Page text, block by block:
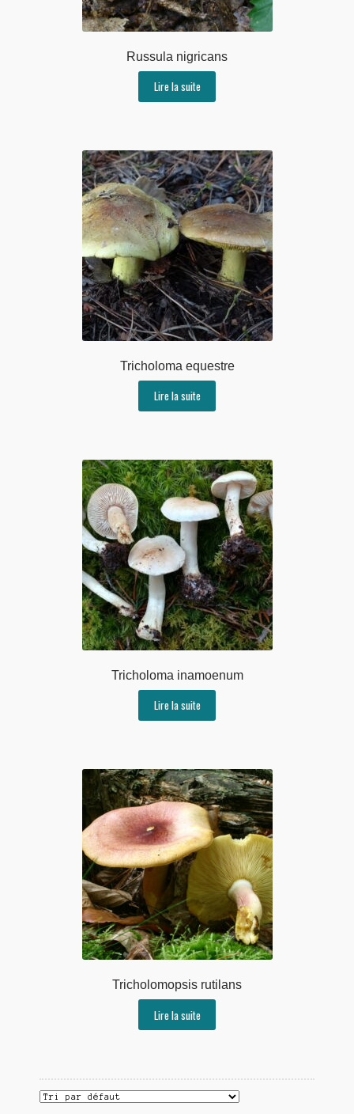
Russula nigricans
Lire la suite
Tricholoma equestre
Lire la suite
Tricholoma inamoenum
Lire la suite
Tricholomopsis rutilans
Lire la suite